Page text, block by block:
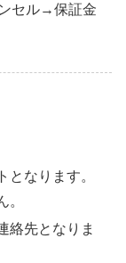
セル→保証金
となります。
。
絡先となりま